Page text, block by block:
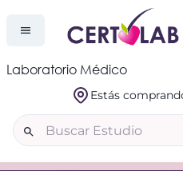
Laboratorio Médico
Estás